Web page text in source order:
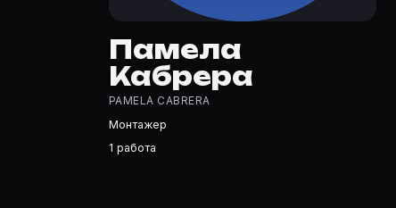
Памела Кабрера — Монтажер. Биография и роли на
Где открыть фильмографию Памела Кабрера?
На Movie Planner: https://movie-planner.ru/s/7157974 —
Памела
Кабрера
PAMELA CABRERA
Монтажер
1 работа